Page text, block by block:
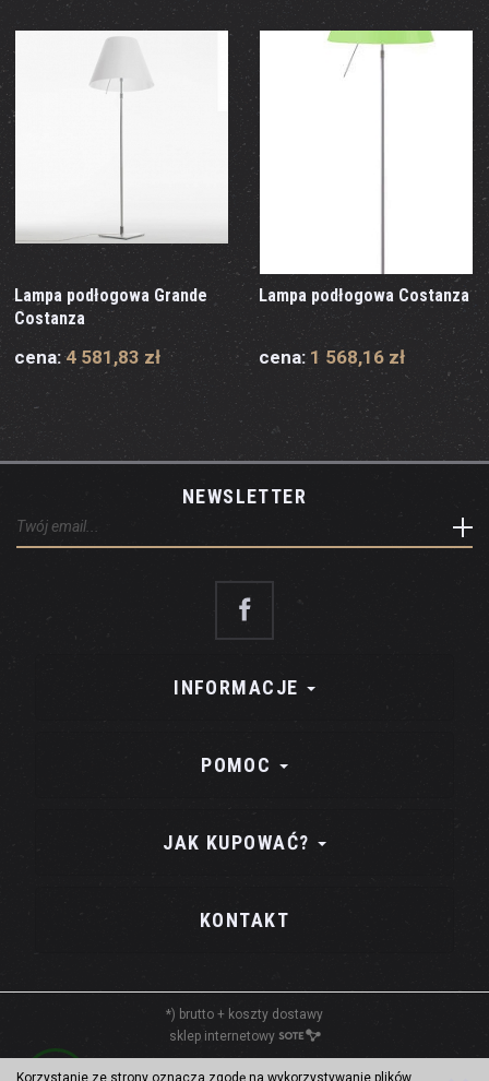
Lampa podłogowa Grande
Costanza
cena: 4 581,83 zł
Lampa podłogowa Costanza
cena: 1 568,16 zł
NEWSLETTER
INFORMACJE
POMOC
JAK KUPOWAĆ?
KONTAKT
*) brutto + koszty dostawy
sklep internetowy
Korzystanie ze strony oznacza zgodę na wykorzystywanie plików